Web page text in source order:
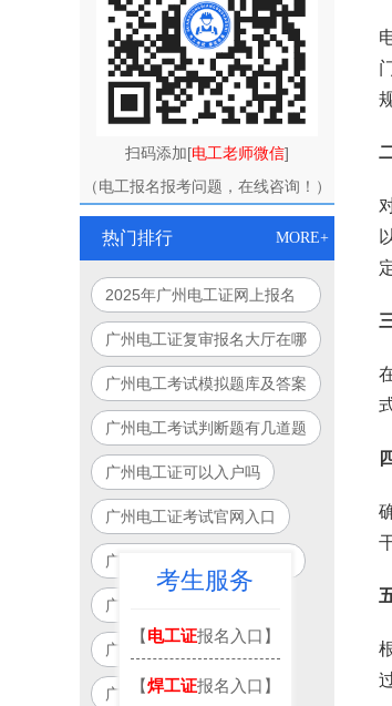
扫码添加[电工老师微信]
（电工报名报考问题，在线咨询！）
热门排行 MORE+
2025年广州电工证网上报名
入口官网指南
广州电工证复审报名大厅在哪
里
广州电工考试模拟题库及答案
广州电工考试判断题有几道题
广州电工证可以入户吗
广州电工证考试官网入口
广州电工证培训学校有哪些
广州电工证一般多少钱
广州电工考试地点
广州电工证报考
考生服务
【电工证报名入口】
【焊工证报名入口】